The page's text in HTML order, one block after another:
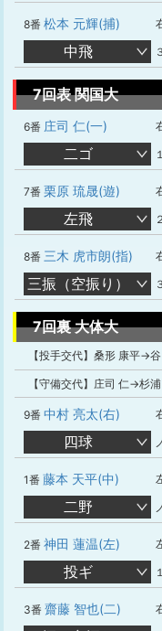
8番 松本 元輝(捕)
中飛
7回表 関国大
6番 庄司 仁(一)
二ゴ
7番 栗原 琉晟(遊)
左飛
8番 三木 虎市朗(指)
三振（空振り）
7回裏 大体大
【投手交代】桑形 康平→
【守備交代】庄司 仁→杉
9番 中村 亮太(右)
四球
1番 藤本 天平(中)
二野
2番 神田 蓮温(左)
投ギ
3番 齋藤 智也(二)